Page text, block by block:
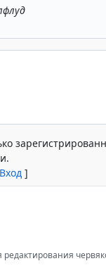
Вход ]